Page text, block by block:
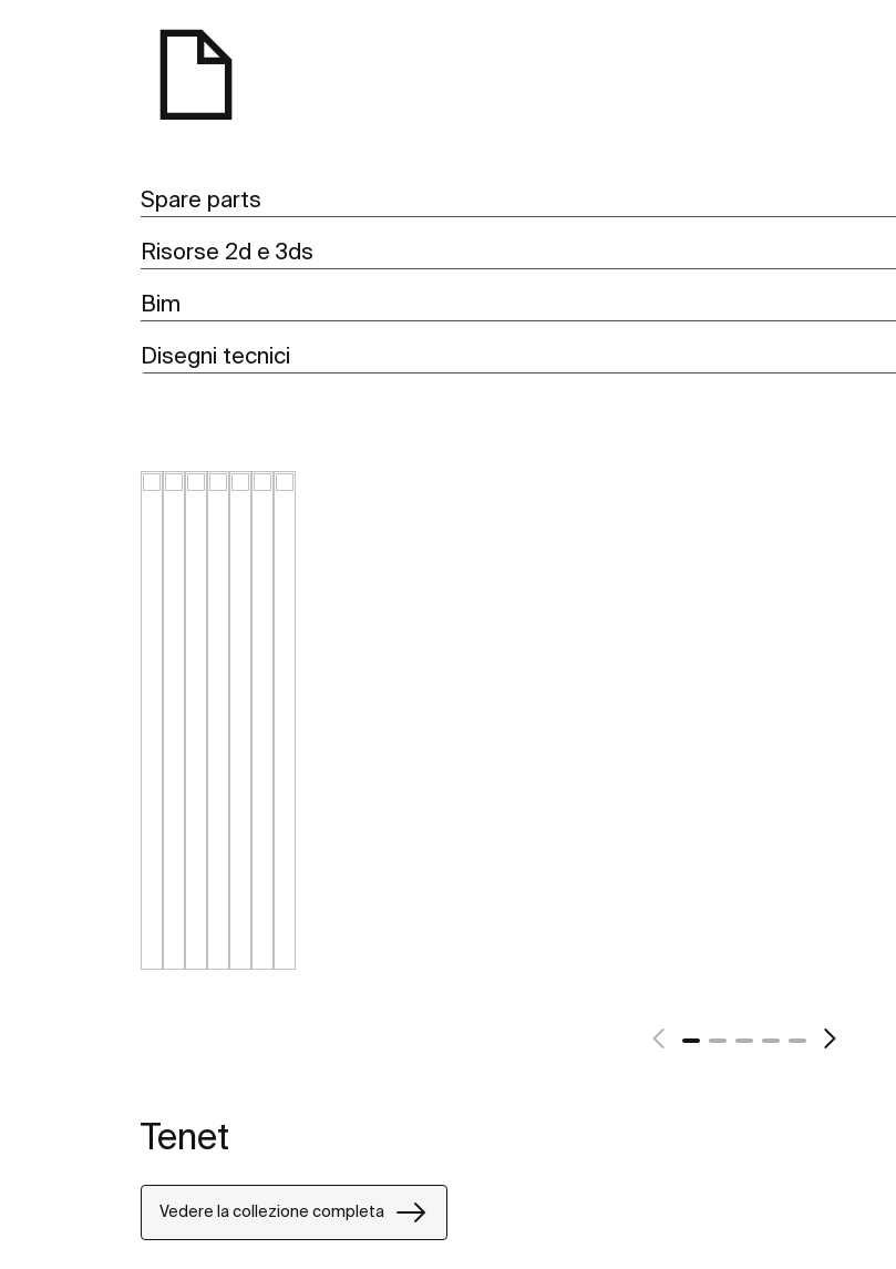
Spare parts
Risorse 2d e 3ds
Bim
Disegni tecnici
Tenet
Vedere la collezione completa